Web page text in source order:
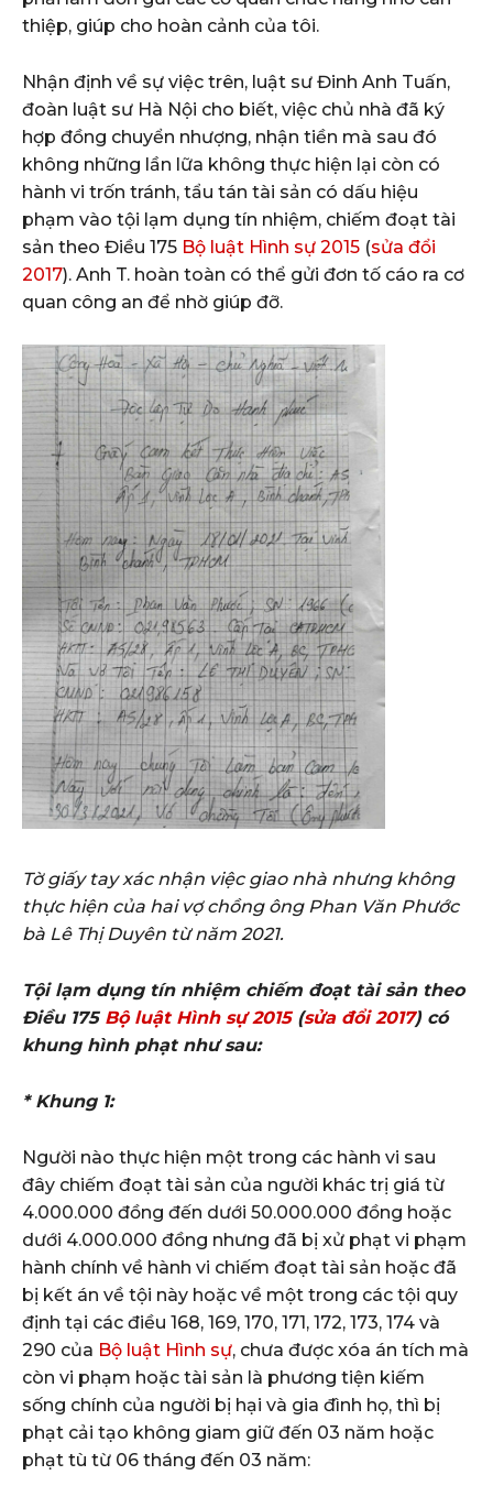
thiệp, giúp cho hoàn cảnh của tôi.
Nhận định về sự việc trên, luật sư Đinh Anh Tuấn,
đoàn luật sư Hà Nội cho biết, việc chủ nhà đã ký
hợp đồng chuyển nhượng, nhận tiền mà sau đó
không những lần lữa không thực hiện lại còn có
hành vi trốn tránh, tẩu tán tài sản có dấu hiệu
phạm vào tội lạm dụng tín nhiệm, chiếm đoạt tài
sản theo Điều 175 Bộ luật Hình sự 2015 (sửa đổi
2017). Anh T. hoàn toàn có thể gửi đơn tố cáo ra cơ
quan công an để nhờ giúp đỡ.
Tờ giấy tay xác nhận việc giao nhà nhưng không
thực hiện của hai vợ chồng ông Phan Văn Phước
bà Lê Thị Duyên từ năm 2021.
Tội lạm dụng tín nhiệm chiếm đoạt tài sản theo
Điều 175 Bộ luật Hình sự 2015(sửa đổi 2017) có
khung hình phạt như sau:
* Khung 1:
Người nào thực hiện một trong các hành vi sau
đây chiếm đoạt tài sản của người khác trị giá từ
4.000.000 đồng đến dưới 50.000.000 đồng hoặc
dưới 4.000.000 đồng nhưng đã bị xử phạt vi phạm
hành chính về hành vi chiếm đoạt tài sản hoặc đã
bị kết án về tội này hoặc về một trong các tội quy
định tại các điều 168, 169, 170, 171, 172, 173, 174 và
290 của Bộ luật Hình sự, chưa được xóa án tích mà
còn vi phạm hoặc tài sản là phương tiện kiếm
sống chính của người bị hại và gia đình họ, thì bị
phạt cải tạo không giam giữ đến 03 năm hoặc
phạt tù từ 06 tháng đến 03 năm: